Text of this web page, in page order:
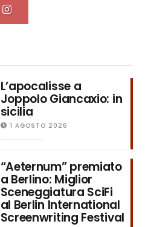
L’apocalisse a
Joppolo Giancaxio: in
sicilia
1 AGOSTO 2026
“Aeternum” premiato
a Berlino: Miglior
Sceneggiatura SciFi
al Berlin International
Screenwriting Festival